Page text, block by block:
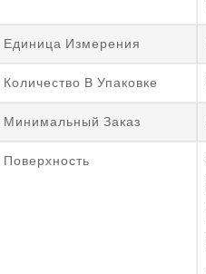
Единица Измерения
Количество В Упаковке
Минимальный Заказ
Поверхность